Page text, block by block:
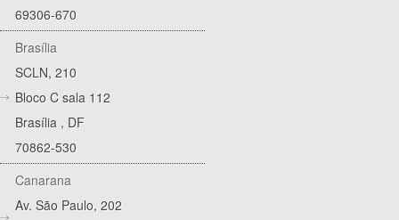
69306-670
Brasília
SCLN, 210
Bloco C sala 112
Brasília , DF
70862-530
Canarana
Av. São Paulo, 202